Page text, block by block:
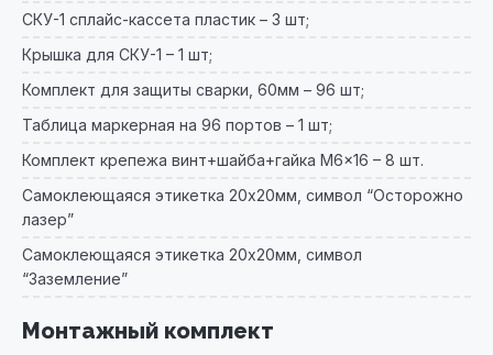
СКУ-1 сплайс-кассета пластик – 3 шт;
Крышка для СКУ-1 – 1 шт;
Комплект для защиты сварки, 60мм – 96 шт;
Таблица маркерная на 96 портов – 1 шт;
Комплект крепежа винт+шайба+гайка M6x16 – 8 шт.
Самоклеющаяся этикетка 20х20мм, символ “Осторожно
лазер”
Самоклеющаяся этикетка 20х20мм, символ
“Заземление”
Монтажный комплект